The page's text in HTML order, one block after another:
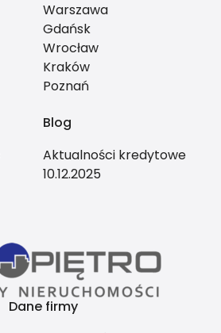
Warszawa
Gdańsk
Wrocław
Kraków
Poznań
Blog
Aktualności kredytowe
10.12.2025
Dane firmy